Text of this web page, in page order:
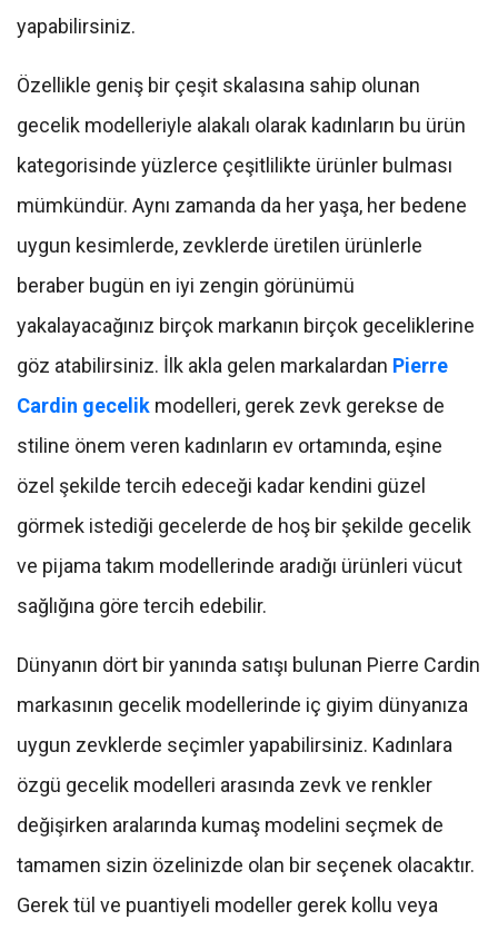
yapabilirsiniz.
Özellikle geniş bir çeşit skalasına sahip olunan
gecelik modelleriyle alakalı olarak kadınların bu ürün
kategorisinde yüzlerce çeşitlilikte ürünler bulması
mümkündür. Aynı zamanda da her yaşa, her bedene
uygun kesimlerde, zevklerde üretilen ürünlerle
beraber bugün en iyi zengin görünümü
yakalayacağınız birçok markanın birçok geceliklerine
göz atabilirsiniz. İlk akla gelen markalardan Pierre
Cardin gecelik modelleri, gerek zevk gerekse de
stiline önem veren kadınların ev ortamında, eşine
özel şekilde tercih edeceği kadar kendini güzel
görmek istediği gecelerde de hoş bir şekilde gecelik
ve pijama takım modellerinde aradığı ürünleri vücut
sağlığına göre tercih edebilir.
Dünyanın dört bir yanında satışı bulunan Pierre Cardin
markasının gecelik modellerinde iç giyim dünyanıza
uygun zevklerde seçimler yapabilirsiniz. Kadınlara
özgü gecelik modelleri arasında zevk ve renkler
değişirken aralarında kumaş modelini seçmek de
tamamen sizin özelinizde olan bir seçenek olacaktır.
Gerek tül ve puantiyeli modeller gerek kollu veya